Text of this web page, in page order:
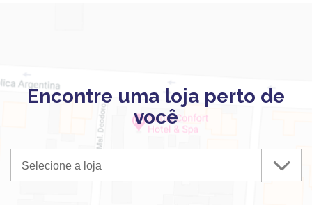
Encontre uma loja perto de
você
Selecione a loja